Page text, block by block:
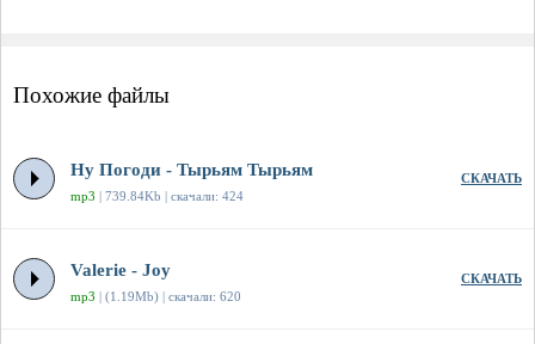
Похожие файлы
Ну Погоди - Тырьям Тырьям
mp3 | 739.84Kb | скачали: 424
СКАЧАТЬ
Valerie - Joy
mp3 | (1.19Mb) | скачали: 620
СКАЧАТЬ